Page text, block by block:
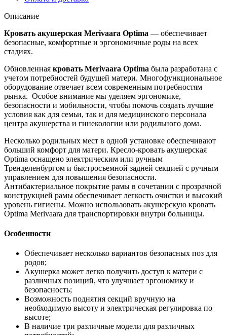
Описание
Кровать акушерская Merivaara Optima — обеспечивает
безопасные, комфортные и эргономичные роды на всех
стадиях.
Обновленная кровать Merivaara Optima была разработана с
учетом потребностей будущей матери. Многофункциональное
оборудование отвечает всем современным потребностям
рынка. Особое внимание мы уделяем эргономике,
безопасности и мобильности, чтобы помочь создать лучшие
условия как для семьи, так и для медицинского персонала
центра акушерства и гинекологии или родильного дома.
Несколько родильных мест в одной установке обеспечивают
больший комфорт для матери. Кресло-кровать акушерская
Optima оснащено электрическим или ручным
Тренделенбургом и быстросъемной задней секцией с ручным
управлением для повышения безопасности.
Антибактериальное покрытие рамы в сочетании с прозрачной
конструкцией рамы обеспечивает легкость очистки и высокий
уровень гигиены. Можно использовать акушерскую кровать
Optima Merivaara для транспортировки внутри больницы.
Особенности
Обеспечивает несколько вариантов безопасных поз для
родов;
Акушерка может легко получить доступ к матери с
различных позиций, что улучшает эргономику и
безопасность;
Возможность поднятия секций вручную на
необходимую высоту и электрическая регулировка по
высоте;
В наличие три различные модели для различных